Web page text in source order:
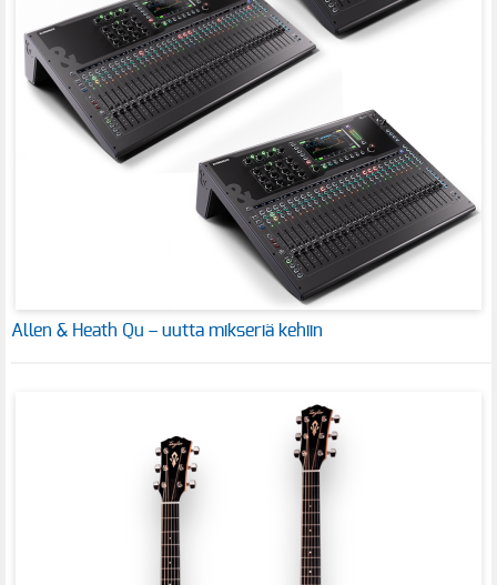
Allen & Heath Qu – uutta mikseriä kehiin